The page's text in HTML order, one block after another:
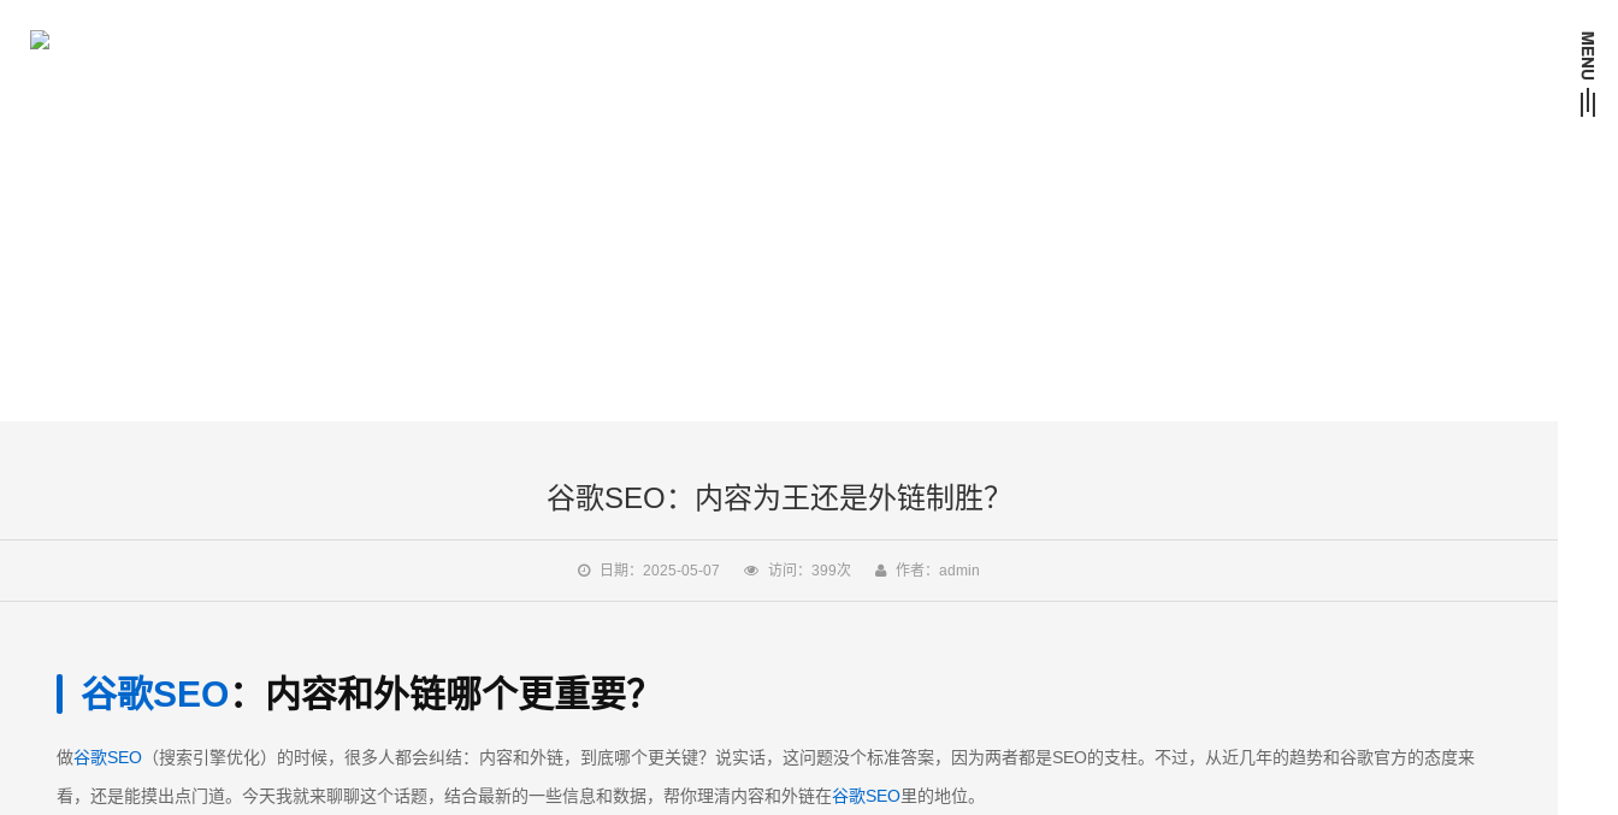
谷歌SEO：内容为王还是外链制胜？
日期：2025-05-07 访问：399次 作者：admin
谷歌SEO：内容和外链哪个更重要？
做谷歌SEO （搜索引擎优化）的时候，很多人都会纠结：内容和外链，到底哪个更关键？说实话，这问题没个标准答案，因为两者都是SEO的支柱。不过，从近几年的趋势和谷歌官方的态度来
看，还是能摸出点门道。今天我就来聊聊这个话题，结合最新的一些信息和数据，帮你理清内容和外链在谷歌SEO里的地位。